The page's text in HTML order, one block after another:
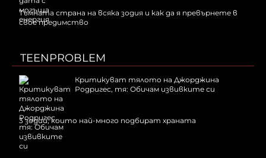
Тъмната страна на всяка зодия и как да я превърнете в
свое предимство
TEENPROBLEM
Критикуват тялото на Джорджина
Родригес, тя: Обичам извивките си
3 зодии, които най-много подбират храната